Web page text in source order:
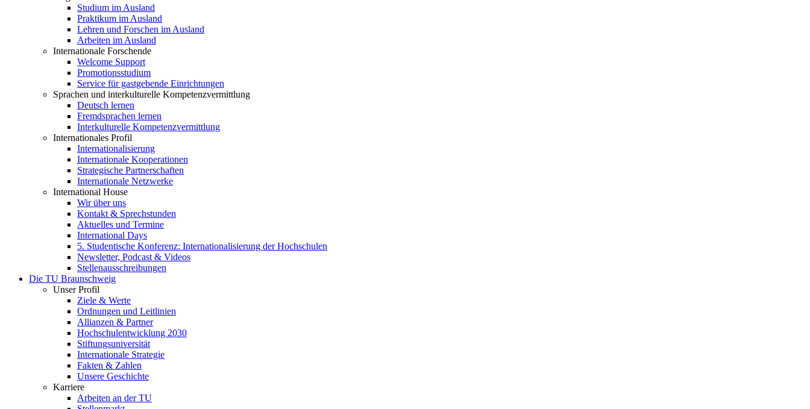
Studium im Ausland
Praktikum im Ausland
Lehren und Forschen im Ausland
Arbeiten im Ausland
Internationale Forschende
Welcome Support
Promotionsstudium
Service für gastgebende Einrichtungen
Sprachen und interkulturelle Kompetenzvermittlung
Deutsch lernen
Fremdsprachen lernen
Interkulturelle Kompetenzvermittlung
Internationales Profil
Internationalisierung
Internationale Kooperationen
Strategische Partnerschaften
Internationale Netzwerke
International House
Wir über uns
Kontakt & Sprechstunden
Aktuelles und Termine
International Days
5. Studentische Konferenz: Internationalisierung der Hochschulen
Newsletter, Podcast & Videos
Stellenausschreibungen
Die TU Braunschweig
Unser Profil
Ziele & Werte
Ordnungen und Leitlinien
Allianzen & Partner
Hochschulentwicklung 2030
Stiftungsuniversität
Internationale Strategie
Fakten & Zahlen
Unsere Geschichte
Karriere
Arbeiten an der TU